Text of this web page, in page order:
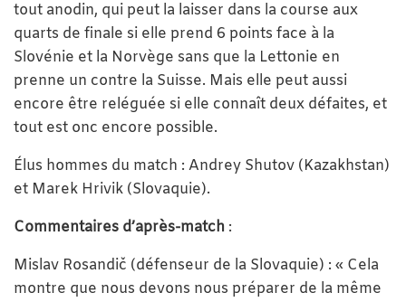
tout anodin, qui peut la laisser dans la course aux
quarts de finale si elle prend 6 points face à la
Slovénie et la Norvège sans que la Lettonie en
prenne un contre la Suisse. Mais elle peut aussi
encore être reléguée si elle connaît deux défaites, et
tout est onc encore possible.
Élus hommes du match : Andrey Shutov (Kazakhstan)
et Marek Hrivik (Slovaquie).
Commentaires d’après-match :
Mislav Rosandič (défenseur de la Slovaquie) : « Cela
montre que nous devons nous préparer de la même